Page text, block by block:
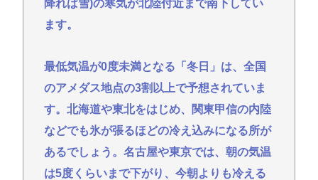
【画像】仙台育英のマネージャーさん、首をひねっ
ただけでなぜかウインクしたことにされてしまう
高橋名人が左手のバネを取るため手術を決意
チック症のゆうぽん、久々に見たらめっちゃ悪化し
てた…
Powered by livedoor 相互RSS
降れば雪)の寒気が北陸付近まで南下してい
ます。
最低気温が0度未満となる「冬日」は、全国
のアメダス地点の3割以上で予想されていま
す。北海道や東北をはじめ、関東甲信の内陸
などでも氷が張るほどの冷え込みになる所が
あるでしょう。名古屋や東京では、朝の気温
は5度くらいまで下がり、今朝よりも冷える